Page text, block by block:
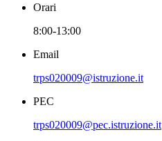
Orari
8:00-13:00
Email
trps020009@istruzione.it
PEC
trps020009@pec.istruzione.it